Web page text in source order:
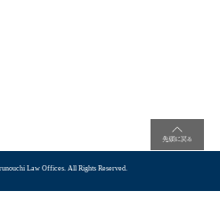
Law Offices. All Rights Reserved.